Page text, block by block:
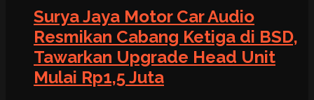
Surya Jaya Motor Car Audio
Resmikan Cabang Ketiga di BSD,
Tawarkan Upgrade Head Unit
Mulai Rp1,5 Juta